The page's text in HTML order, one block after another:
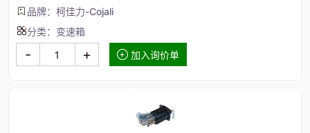
品牌：柯佳力-Cojali
分类：变速箱
- + 加入询价单